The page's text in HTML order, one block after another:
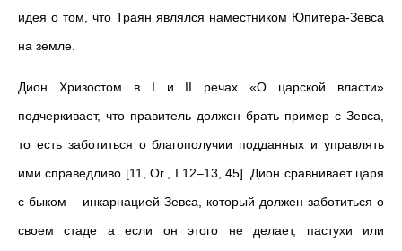
идея о том, что Траян являлся наместником Юпитера-Зевса
на земле.
Дион Хризостом в I и II речах «О царской власти»
подчеркивает, что правитель должен брать пример с Зевса,
то есть заботиться о благополучии подданных и управлять
ими справедливо [11, Or., I.12–13, 45]. Дион сравнивает царя
с быком – инкарнацией Зевса, который должен заботиться о
своем стаде а если он этого не делает, пастухи или